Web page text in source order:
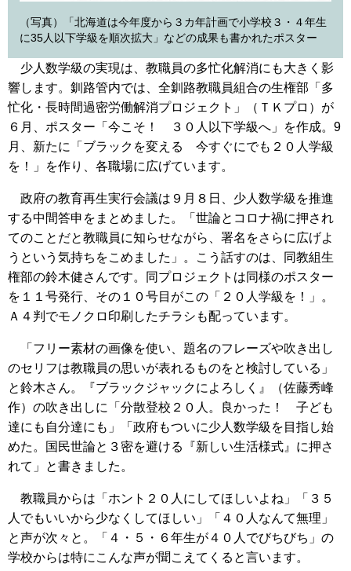
（写真）「北海道は今年度から３カ年計画で小学校３・４年生
に35人以下学級を順次拡大」などの成果も書かれたポスター
少人数学級の実現は、教職員の多忙化解消にも大きく影
響します。釧路管内では、全釧路教職員組合の生権部「多
忙化・長時間過密労働解消プロジェクト」（ＴＫプロ）が
６月、ポスター「今こそ！ ３０人以下学級へ」を作成。9
月、新たに「ブラックを変える 今すぐにでも２０人学級
を！」を作り、各職場に広げています。
政府の教育再生実行会議は９月８日、少人数学級を推進
する中間答申をまとめました。「世論とコロナ禍に押され
てのことだと教職員に知らせながら、署名をさらに広げよ
うという気持ちをこめました」。こう話すのは、同教組生
権部の鈴木健さんです。同プロジェクトは同様のポスター
を１１号発行、その１０号目がこの「２０人学級を！」。
Ａ４判でモノクロ印刷したチラシも配っています。
「フリー素材の画像を使い、題名のフレーズや吹き出し
のセリフは教職員の思いが表れるものをと検討している」
と鈴木さん。『ブラックジャックによろしく』（佐藤秀峰
作）の吹き出しに「分散登校２０人。良かった！ 子ども
達にも自分達にも」「政府もついに少人数学級を目指し始
めた。国民世論と３密を避ける『新しい生活様式』に押さ
れて」と書きました。
教職員からは「ホント２０人にしてほしいよね」「３５
人でもいいから少なくしてほしい」「４０人なんて無理」
と声が次々と。「４・５・６年生が４０人でびちびち」の
学校からは特にこんな声が聞こえてくると言います。